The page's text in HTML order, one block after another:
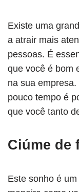
Existe uma
a atrair mais
pessoas. É
que você é bom
na sua
pouco tempo é
que você tanto
Ciúme de
Este sonho é um